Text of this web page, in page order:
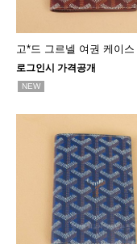
고*드 그르넬 여권 케이
로그인시 가격공개
NEW